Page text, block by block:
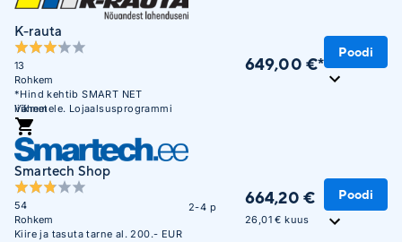
K-rauta
13
Rohkem
*Hind kehtib SMART NET
liikmetele. Lojaalsusprogrammi
mittekuuluvatele liikmetele on
hind 839,00 €
Vähem
649,00 €*
Poodi
Smartech Shop
54
Rohkem
Kiire ja tasuta tarne al. 200.- EUR
2-4 p 664,20 €
26,01 € kuus
Poodi